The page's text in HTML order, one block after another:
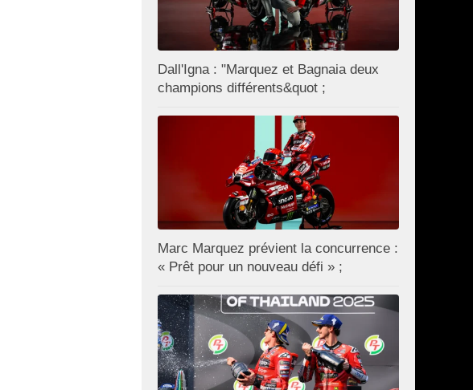
Dall'Igna : "Marquez et Bagnaia deux
champions différents&quot ;
Marc Marquez prévient la concurrence :
« Prêt pour un nouveau défi » ;